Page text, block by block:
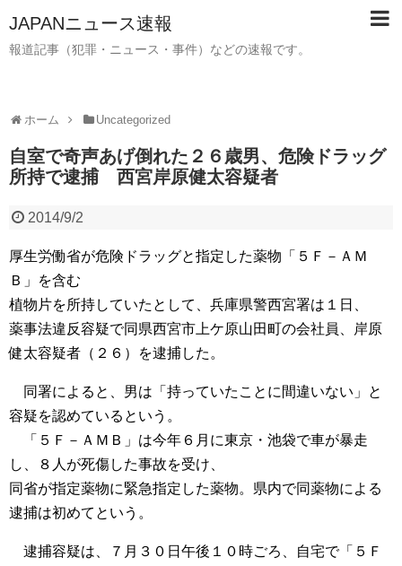
JAPANニュース速報
報道記事（犯罪・ニュース・事件）などの速報です。
ホーム Uncategorized
自室で奇声あげ倒れた２６歳男、危険ドラッグ
所持で逮捕 西宮岸原健太容疑者
2014/9/2
厚生労働省が危険ドラッグと指定した薬物「５Ｆ－ＡＭ
Ｂ」を含む
植物片を所持していたとして、兵庫県警西宮署は１日、
薬事法違反容疑で同県西宮市上ケ原山田町の会社員、岸原
健太容疑者（２６）を逮捕した。
同署によると、男は「持っていたことに間違いない」と
容疑を認めているという。
「５Ｆ－ＡＭＢ」は今年６月に東京・池袋で車が暴走
し、８人が死傷した事故を受け、
同省が指定薬物に緊急指定した薬物。県内で同薬物による
逮捕は初めてという。
逮捕容疑は、７月３０日午後１０時ごろ、自宅で「５Ｆ